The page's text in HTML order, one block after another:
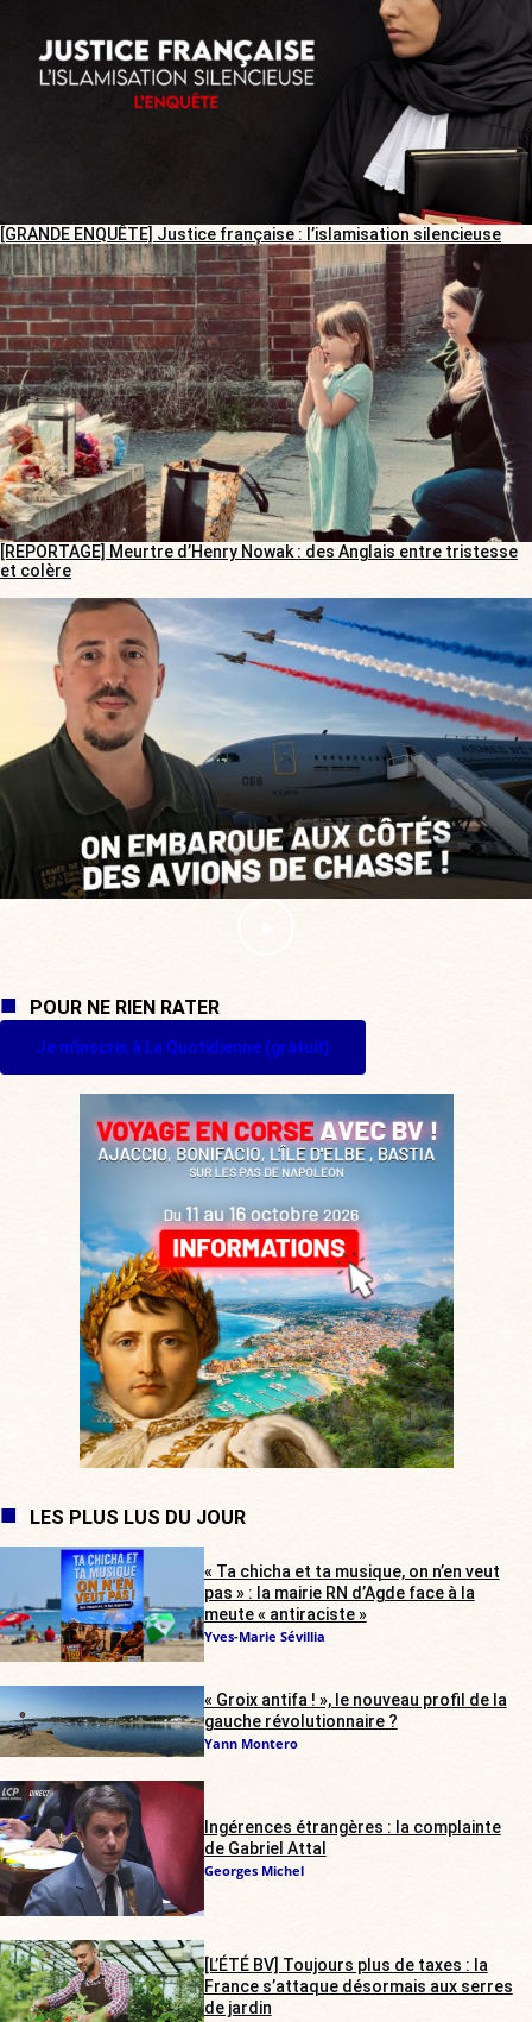
[GRANDE ENQUÊTE] Justice française : l’islamisation silencieuse
[REPORTAGE] Meurtre d’Henry Nowak : des Anglais entre tristesse
et colère
POUR NE RIEN RATER
Je m'inscris à La Quotidienne (gratuit)
LES PLUS LUS DU JOUR
« Ta chicha et ta musique, on n’en veut
pas » : la mairie RN d’Agde face à la
meute « antiraciste »
Yves-Marie Sévillia
« Groix antifa ! », le nouveau profil de la
gauche révolutionnaire ?
Yann Montero
Ingérences étrangères : la complainte
de Gabriel Attal
Georges Michel
[L’ÉTÉ BV] Toujours plus de taxes : la
France s’attaque désormais aux serres
de jardin